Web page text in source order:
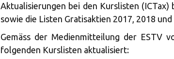
Aktualisierungen bei den Kurslisten
sowie die Listen Gratisaktien 2017, 2018
Gemäss der Medienmitteilung der ESTV
folgenden Kurslisten aktualisiert: